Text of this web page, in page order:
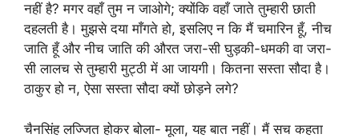
नहीं है? मगर वहाँ तुम न जाओगे; क्योंकि वहाँ जाते तुम्हारी छाती
दहलती है। मुझसे दया माँगते हो, इसलिए न कि मैं चमारिन हूँ, नीच
जाति हूँ और नीच जाति की औरत जरा-सी घुड़की-धमकी वा जरा-
सी लालच से तुम्हारी मुट्ठी में आ जायगी। कितना सस्ता सौदा है।
ठाकुर हो न, ऐसा सस्ता सौदा क्यों छोड़ने लगे?
चैनसिंह लज्जित होकर बोला- मूला, यह बात नहीं। मैं सच कहता